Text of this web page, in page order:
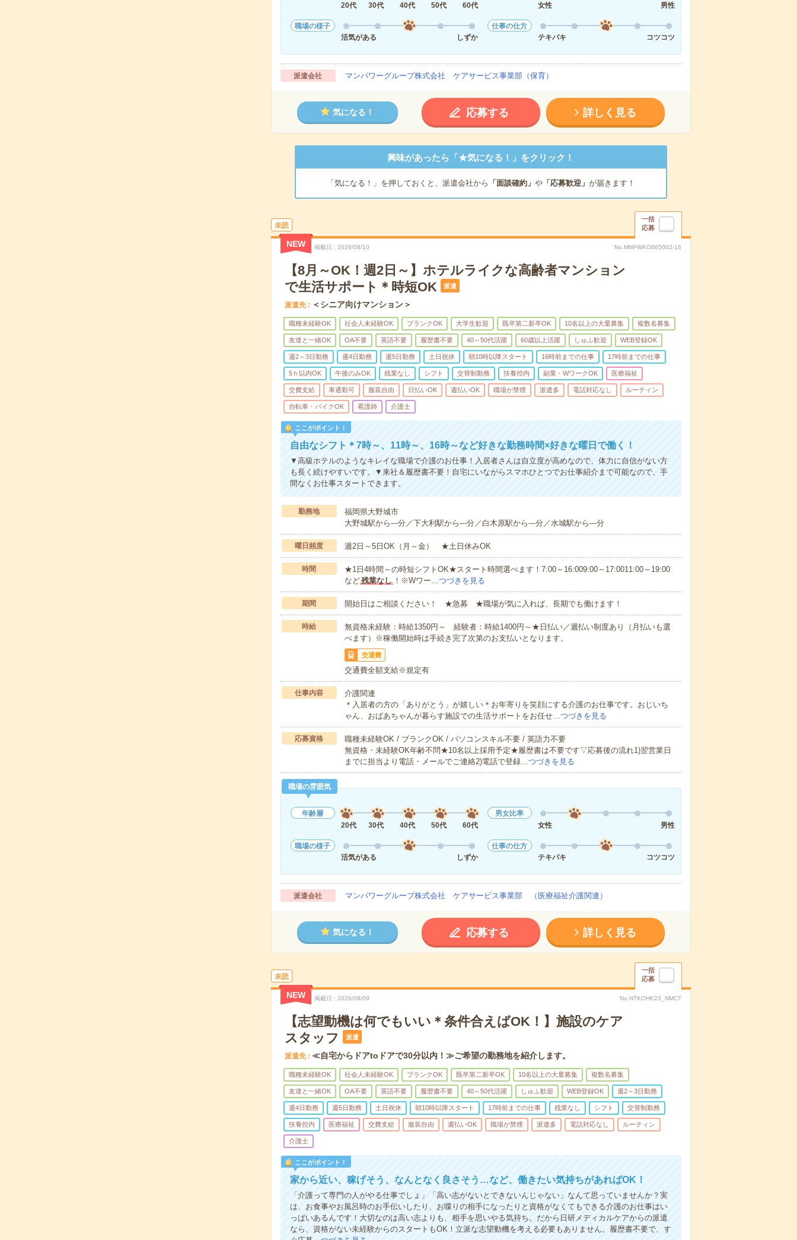
20代
30代 40代 50代 60代
女性
男性
職場の様子
活気がある
しずか
仕事の仕方
テキパキ
コツコツ
派遣会社 マンパワーグループ株式会社 ケアサービス事業部（保育）
気になる！ 応募する 詳しく見る
興味があったら「★気になる！」をクリック！
「気になる！」を押しておくと、派遣会社から 「面談確約」 や「応募歓迎」 が届きます！
未読
一括
応募
NEW 掲載日 2026/08/10 No.MNPWKO865002-16
【8月～OK！週2日～】ホテルライクな高齢者マンション
で生活サポート＊時短OK
派遣
派遣先 ＜シニア向けマンション＞
職種未経験OK 社会人未経験OK ブランクOK 大学生歓迎 既卒第二新卒OK 10名以上の大量募集 複数名募集
友達と一緒OK OA不要 英語不要 履歴書不要 40～50代活躍 60歳以上活躍 しゅふ歓迎 WEB登録OK
週2～3日勤務 週4日勤務 週5日勤務 土日祝休 朝10時以降スタート 16時前までの仕事 17時前までの仕事
5ｈ以内OK 午後のみOK 残業なし シフト 交替制勤務 扶養控内 副業・WワークOK 医療福祉
交費支給 車通勤可 服装自由 日払いOK 週払いOK 職場が禁煙 派遣多 電話対応なし ルーティン
自転車・バイクOK 看護師 介護士
ここがポイント！
自由なシフト＊7時～、11時～、16時～など好きな勤務時間×好きな曜日で働く！
▼高級ホテルのようなキレイな職場で介護のお仕事！入居者さんは自立度が高めなので、体力に自信がない方
も長く続けやすいです。▼来社＆履歴書不要！自宅にいながらスマホひとつでお仕事紹介まで可能なので、手
間なくお仕事スタートできます。
勤務地
福岡県大野城市
大野城駅から---分／下大利駅から---分／白木原駅から---分／水城駅から---分
曜日頻度 週2日～5日OK（月～金） ★土日休みOK
時間
★1日4時間～の時短シフトOK★スタート時間選べます！7:00～16:009:00～17:0011:00～19:00
など残業なし！※Wワー…つづきを見る
期間 開始日はご相談ください！ ★急募 ★職場が気に入れば、長期でも働けます！
時給
無資格未経験：時給1350円～ 経験者：時給1400円～★日払い／週払い制度あり（月払いも選
べます）※稼働開始時は手続き完了次第のお支払いとなります。
交通費
交通費全額支給※規定有
仕事内容
介護関連
＊入居者の方の「ありがとう」が嬉しい＊お年寄りを笑顔にする介護のお仕事です。おじいち
ゃん、おばあちゃんが暮らす施設での生活サポートをお任せ…つづきを見る
応募資格
職種未経験OK / ブランクOK / パソコンスキル不要 / 英語力不要
無資格・未経験OK年齢不問★10名以上採用予定★履歴書は不要です▽応募後の流れ1)翌営業日
までに担当より電話・メールでご連絡2)電話で登録…つづきを見る
職場の雰囲気
年齢層
20代
30代 40代 50代 60代
男女比率
女性
男性
職場の様子
活気がある
しずか
仕事の仕方
テキパキ
コツコツ
派遣会社 マンパワーグループ株式会社 ケアサービス事業部 （医療福祉介護関連）
気になる！ 応募する 詳しく見る
未読
一括
応募
NEW 掲載日 2026/08/09 No.NTKOHK23_NMCT
【志望動機は何でもいい＊条件合えばOK！】施設のケア
スタッフ
派遣
派遣先 ≪自宅からドアtoドアで30分以内！≫ご希望の勤務地を紹介します。
職種未経験OK 社会人未経験OK ブランクOK 既卒第二新卒OK 10名以上の大量募集 複数名募集
友達と一緒OK OA不要 英語不要 履歴書不要 40～50代活躍 しゅふ歓迎 WEB登録OK 週2～3日勤務
週4日勤務 週5日勤務 土日祝休 朝10時以降スタート 17時前までの仕事 残業なし シフト 交替制勤務
扶養控内 医療福祉 交費支給 服装自由 週払いOK 職場が禁煙 派遣多 電話対応なし ルーティン
介護士
ここがポイント！
家から近い、稼げそう、なんとなく良さそう…など、働きたい気持ちがあればOK！
「介護って専門の人がやる仕事でしょ」「高い志がないとできないんじゃない」なんて思っていませんか？実
は、お食事やお風呂時のお手伝いしたり、お喋りの相手になったりと資格がなくてもできる介護のお仕事はい
っぱいあるんです！大切なのは高い志よりも、相手を思いやる気持ち。だから日研メディカルケアからの派遣
なら、資格がない未経験からのスタートもOK！立派な志望動機を考える必要もありません。履歴書不要で、す